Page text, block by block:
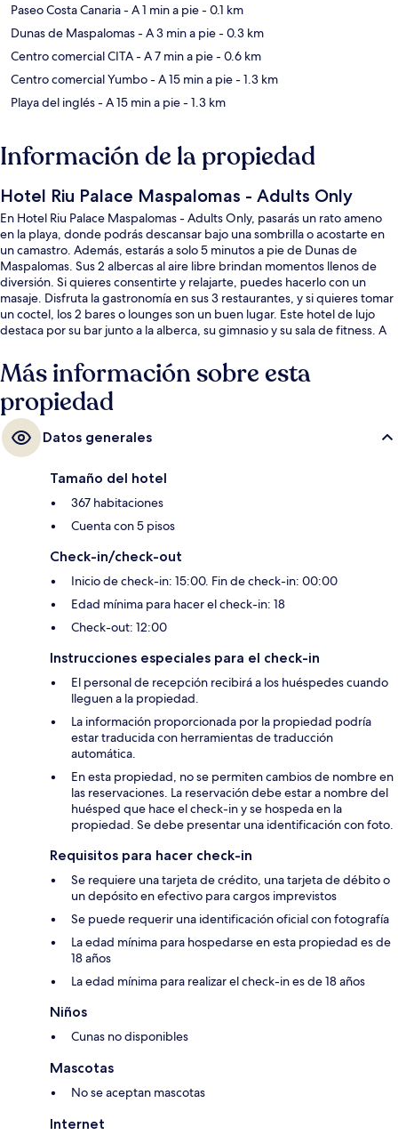
Paseo Costa Canaria- A 1 min a pie- 0.1 km
Dunas de Maspalomas- A 3 min a pie- 0.3 km
Centro comercial CITA- A 7 min a pie- 0.6 km
Centro comercial Yumbo- A 15 min a pie- 1.3 km
Playa del inglés- A 15 min a pie- 1.3 km
Información de la propiedad
Hotel Riu Palace Maspalomas - Adults Only
En Hotel Riu Palace Maspalomas - Adults Only, pasarás un rato ameno
en la playa, donde podrás descansar bajo una sombrilla o acostarte en
un camastro. Además, estarás a solo 5 minutos a pie de Dunas de
Maspalomas. Sus 2 albercas al aire libre brindan momentos llenos de
diversión. Si quieres consentirte y relajarte, puedes hacerlo con un
masaje. Disfruta la gastronomía en sus 3 restaurantes, y si quieres tomar
un coctel, los 2 bares o lounges son un buen lugar. Este hotel de lujo
destaca por su bar junto a la alberca, su gimnasio y su sala de fitness. A
Más información sobre esta
propiedad
Datos generales
Tamaño del hotel
367 habitaciones
Cuenta con 5 pisos
Check-in/check-out
Inicio de check-in: 15:00. Fin de check-in: 00:00
Edad mínima para hacer el check-in: 18
Check-out: 12:00
Instrucciones especiales para el check-in
El personal de recepción recibirá a los huéspedes cuando
lleguen a la propiedad.
La información proporcionada por la propiedad podría
estar traducida con herramientas de traducción
automática.
En esta propiedad, no se permiten cambios de nombre en
las reservaciones. La reservación debe estar a nombre del
huésped que hace el check-in y se hospeda en la
propiedad. Se debe presentar una identificación con foto.
Requisitos para hacer check-in
Se requiere una tarjeta de crédito, una tarjeta de débito o
un depósito en efectivo para cargos imprevistos
Se puede requerir una identificación oficial con fotografía
La edad mínima para hospedarse en esta propiedad es de
18 años
La edad mínima para realizar el check-in es de 18 años
Niños
Cunas no disponibles
Mascotas
No se aceptan mascotas
Internet